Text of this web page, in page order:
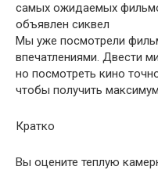
самых ожидаемых
объявлен сиквел
Мы уже посмотрели
впечатлениями. Двести
но посмотреть кино
чтобы получить
Кратко
Вы оцените теплую